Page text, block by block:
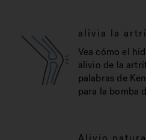
alivia la
Vea cómo el
alivio de la
palabras de
para la bomba